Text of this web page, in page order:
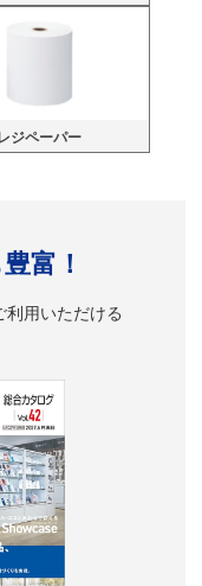
レジペーパー
富！
利用いただける